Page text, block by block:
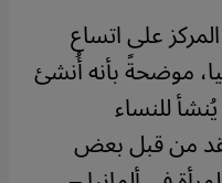
على اتساع
موضحةً بأنه أُنشئ
للنساء
من قبل بعض